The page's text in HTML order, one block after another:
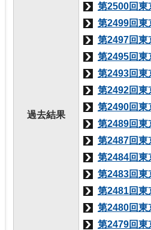
過去結果
第2500回東
第2499回東
第2497回東
第2495回東
第2493回東
第2492回東
第2490回東
第2489回東
第2487回東
第2484回東
第2483回東
第2481回東
第2480回東
第2479回東